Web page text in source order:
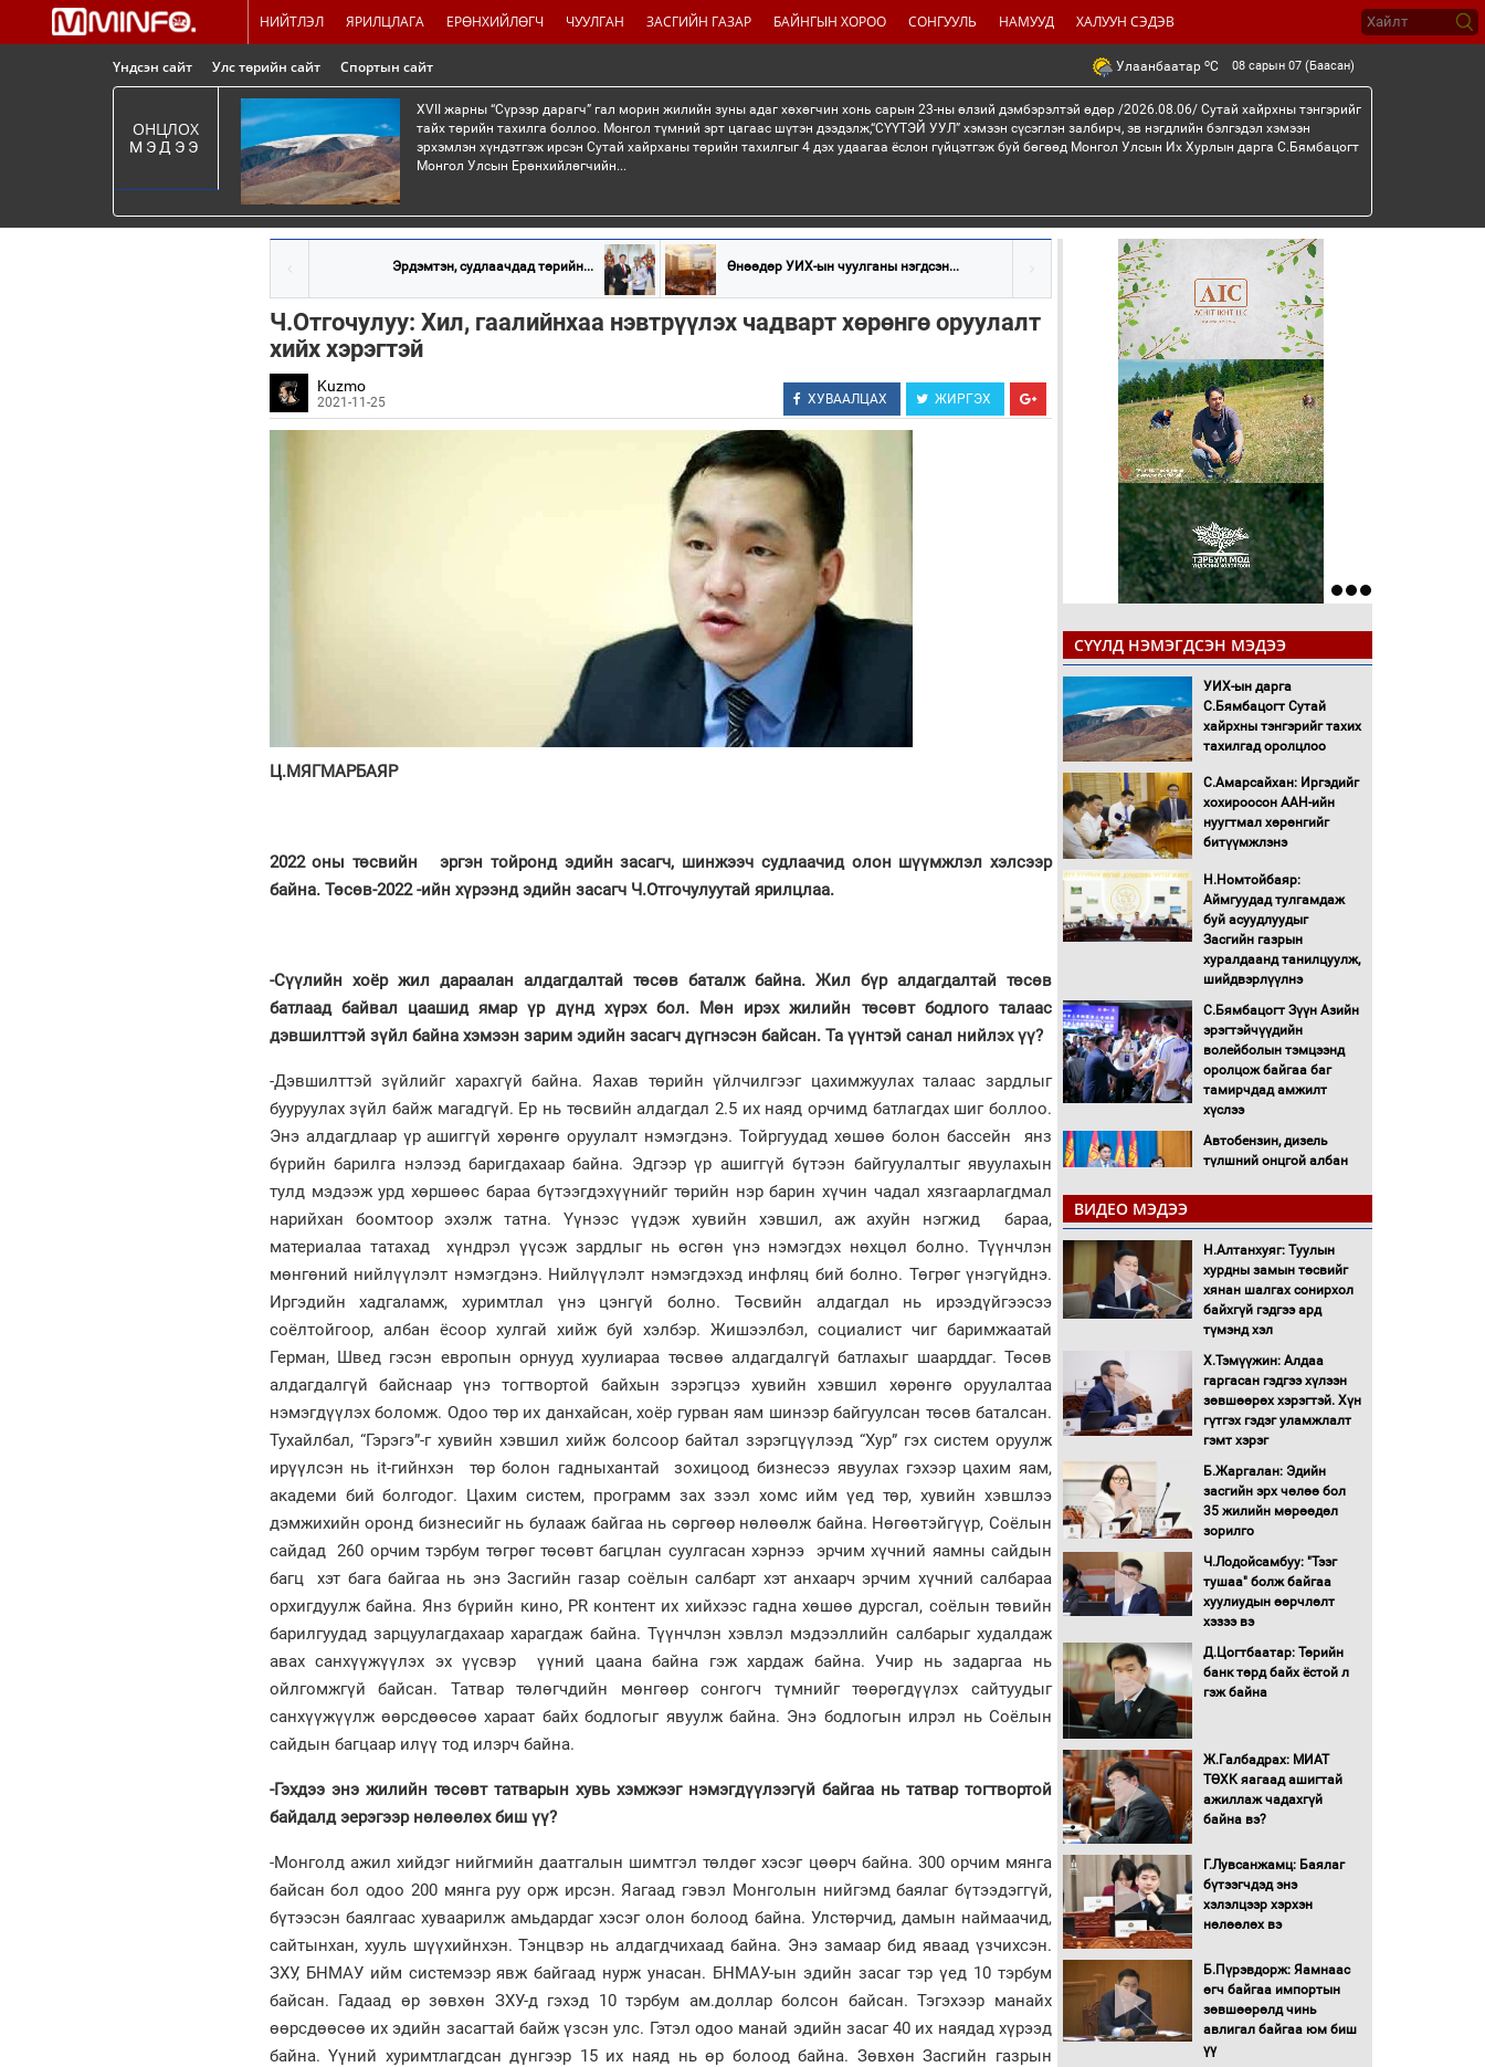
НИЙТЛЭЛ ЯРИЛЦЛАГА ЕРӨНХИЙЛӨГЧ ЧУУЛГАН ЗАСГИЙН ГАЗАР БАЙНГЫН ХОРОО СОНГУУЛЬ НАМУУД ХАЛУУН СЭДЭВ
Үндсэн сайт Улс төрийн сайт Спортын сайт Улаанбаатар oC 08 сарын 07 (Баасан)
ОНЦЛОХ
МЭДЭЭ
XVII жарны “Сүрээр дарагч” гал морин жилийн зуны адаг хөхөгчин хонь сарын 23-ны өлзий дэмбэрэлтэй өдөр /2026.08.06/ Сутай хайрхны тэнгэрийг
тайх төрийн тахилга боллоо. Монгол түмний эрт цагаас шүтэн дээдэлж,“СҮҮТЭЙ УУЛ” хэмээн сүсэглэн залбирч, эв нэгдлийн бэлгэдэл хэмээн
эрхэмлэн хүндэтгэж ирсэн Сутай хайрханы төрийн тахилгыг 4 дэх удаагаа ёслон гүйцэтгэж буй бөгөөд Монгол Улсын Их Хурлын дарга С.Бямбацогт
Монгол Улсын Ерөнхийлөгчийн...
Эрдэмтэн, судлаачдад төрийн... Өнөөдөр УИХ-ын чуулганы нэгдсэн...
Ч.Отгочулуу: Хил, гаалийнхаа нэвтрүүлэх чадварт хөрөнгө оруулалт
хийх хэрэгтэй
Kuzmo
2021-11-25 ХУВААЛЦАХ ЖИРГЭХ
Ц.МЯГМАРБАЯР
2022 оны төсвийн эргэн тойронд эдийн засагч, шинжээч судлаачид олон шүүмжлэл хэлсээр
байна. Төсөв-2022 -ийн хүрээнд эдийн засагч Ч.Отгочулуутай ярилцлаа.
-Сүүлийн хоёр жил дараалан алдагдалтай төсөв баталж байна. Жил бүр алдагдалтай төсөв
батлаад байвал цаашид ямар үр дүнд хүрэх бол. Мөн ирэх жилийн төсөвт бодлого талаас
дэвшилттэй зүйл байна хэмээн зарим эдийн засагч дүгнэсэн байсан. Та үүнтэй санал нийлэх үү?
-Дэвшилттэй зүйлийг харахгүй байна. Яахав төрийн үйлчилгээг цахимжуулах талаас зардлыг
бууруулах зүйл байж магадгүй. Ер нь төсвийн алдагдал 2.5 их наяд орчимд батлагдах шиг боллоо.
Энэ алдагдлаар үр ашиггүй хөрөнгө оруулалт нэмэгдэнэ. Тойргуудад хөшөө болон бассейн янз
бүрийн барилга нэлээд баригдахаар байна. Эдгээр үр ашиггүй бүтээн байгуулалтыг явуулахын
тулд мэдээж урд хөршөөс бараа бүтээгдэхүүнийг төрийн нэр барин хүчин чадал хязгаарлагдмал
нарийхан боомтоор эхэлж татна. Үүнээс үүдэж хувийн хэвшил, аж ахуйн нэгжид бараа,
материалаа татахад хүндрэл үүсэж зардлыг нь өсгөн үнэ нэмэгдэх нөхцөл болно. Түүнчлэн
мөнгөний нийлүүлэлт нэмэгдэнэ. Нийлүүлэлт нэмэгдэхэд инфляц бий болно. Төгрөг үнэгүйднэ.
Иргэдийн хадгаламж, хуримтлал үнэ цэнгүй болно. Төсвийн алдагдал нь ирээдүйгээсээ
соёлтойгоор, албан ёсоор хулгай хийж буй хэлбэр. Жишээлбэл, социалист чиг баримжаатай
Герман, Швед гэсэн европын орнууд хуулиараа төсвөө алдагдалгүй батлахыг шаарддаг. Төсөв
алдагдалгүй байснаар үнэ тогтвортой байхын зэрэгцээ хувийн хэвшил хөрөнгө оруулалтаа
нэмэгдүүлэх боломж. Одоо төр их данхайсан, хоёр гурван яам шинээр байгуулсан төсөв баталсан.
Тухайлбал, “Гэрэгэ”-г хувийн хэвшил хийж болсоор байтал зэрэгцүүлээд “Хур” гэх систем оруулж
ирүүлсэн нь it-гийнхэн төр болон гадныхантай зохицоод бизнесээ явуулах гэхээр цахим яам,
академи бий болгодог. Цахим систем, программ зах зээл хомс ийм үед төр, хувийн хэвшлээ
дэмжихийн оронд бизнесийг нь булааж байгаа нь сөргөөр нөлөөлж байна. Нөгөөтэйгүүр, Соёлын
сайдад 260 орчим тэрбум төгрөг төсөвт багцлан суулгасан хэрнээ эрчим хүчний яамны сайдын
багц хэт бага байгаа нь энэ Засгийн газар соёлын салбарт хэт анхаарч эрчим хүчний салбараа
орхигдуулж байна. Янз бүрийн кино, PR контент их хийхээс гадна хөшөө дурсгал, соёлын төвийн
барилгуудад зарцуулагдахаар харагдаж байна. Түүнчлэн хэвлэл мэдээллийн салбарыг худалдаж
авах санхүүжүүлэх эх үүсвэр үүний цаана байна гэж хардаж байна. Учир нь задаргаа нь
ойлгомжгүй байсан. Татвар төлөгчдийн мөнгөөр сонгогч түмнийг төөрөгдүүлэх сайтуудыг
санхүүжүүлж өөрсдөөсөө хараат байх бодлогыг явуулж байна. Энэ бодлогын илрэл нь Соёлын
сайдын багцаар илүү тод илэрч байна.
-Гэхдээ энэ жилийн төсөвт татварын хувь хэмжээг нэмэгдүүлээгүй байгаа нь татвар тогтвортой
байдалд эерэгээр нөлөөлөх биш үү?
-Монголд ажил хийдэг нийгмийн даатгалын шимтгэл төлдөг хэсэг цөөрч байна. 300 орчим мянга
байсан бол одоо 200 мянга руу орж ирсэн. Яагаад гэвэл Монголын нийгэмд баялаг бүтээдэггүй,
бүтээсэн баялгаас хуваарилж амьдардаг хэсэг олон болоод байна. Улстөрчид, дамын наймаачид,
сайтынхан, хууль шүүхийнхэн. Тэнцвэр нь алдагдчихаад байна. Энэ замаар бид яваад үзчихсэн.
ЗХУ, БНМАУ ийм системээр явж байгаад нурж унасан. БНМАУ-ын эдийн засаг тэр үед 10 тэрбум
байсан. Гадаад өр зөвхөн ЗХУ-д гэхэд 10 тэрбум ам.доллар болсон байсан. Тэгэхээр манайх
өөрсдөөсөө их эдийн засагтай байж үзсэн улс. Гэтэл одоо манай эдийн засаг 40 их наядад хүрээд
байна. Үүний хуримтлагдсан дүнгээр 15 их наяд нь өр болоод байна. Зөвхөн Засгийн газрын
СҮҮЛД НЭМЭГДСЭН МЭДЭЭ
УИХ-ын дарга
С.Бямбацогт Сутай
хайрхны тэнгэрийг тахих
тахилгад оролцлоо
С.Амарсайхан: Иргэдийг
хохироосон ААН-ийн
нуугтмал хөрөнгийг
битүүмжлэнэ
Н.Номтойбаяр:
Аймгуудад тулгамдаж
буй асуудлуудыг
Засгийн газрын
хуралдаанд танилцуулж,
шийдвэрлүүлнэ
С.Бямбацогт Зүүн Азийн
эрэгтэйчүүдийн
волейболын тэмцээнд
оролцож байгаа баг
тамирчдад амжилт
хүслээ
Автобензин, дизель
түлшний онцгой албан
Санхүүгийн хэмнэлтийн
горимд эрүүл мэндийн
салбар хамаарахгүй
Нөөцийн махны
нээлттэй ил тод болгоно
Монгол Улс “COP17”-д
“Тал хээрийн
танилцуулна
16 төрлийн эмийг нэг эх
үүсвэрээс худалдан авах
Бүх шатанд хэмнэлтийн
горимд шилжиж, найр
гадаад томилолтыг
хориглолоо
Засгийн газрын ээлжит
хуралдаан болж байна
Автомашинд улсын
дугаарын тэгш,
сондгойгоор шатахуун
Бага орлоготой
иргэдийн орлогод
татвар ногдуулахгүй
байх эрх зүйн орчныг
ВИДЕО МЭДЭЭ
Н.Алтанхуяг: Туулын
хурдны замын төсвийг
хянан шалгах сонирхол
байхгүй гэдгээ ард
түмэнд хэл
Х.Тэмүүжин: Алдаа
гаргасан гэдгээ хүлээн
зөвшөөрөх хэрэгтэй. Хүн
гүтгэх гэдэг уламжлалт
гэмт хэрэг
Б.Жаргалан: Эдийн
засгийн эрх чөлөө бол
35 жилийн мөрөөдөл
зорилго
Ч.Лодойсамбуу: "Тээг
тушаа" болж байгаа
хуулиудын өөрчлөлт
хэзээ вэ
Д.Цогтбаатар: Төрийн
банк төрд байх ёстой л
гэж байна
Ж.Галбадрах: МИАТ
ТӨХК яагаад ашигтай
ажиллаж чадахгүй
байна вэ?
Г.Лувсанжамц: Баялаг
бүтээгчдэд энэ
хэлэлцээр хэрхэн
нөлөөлөх вэ
Б.Пүрэвдорж: Яамнаас
өгч байгаа импортын
зөвшөөрөлд чинь
авлигал байгаа юм биш
үү